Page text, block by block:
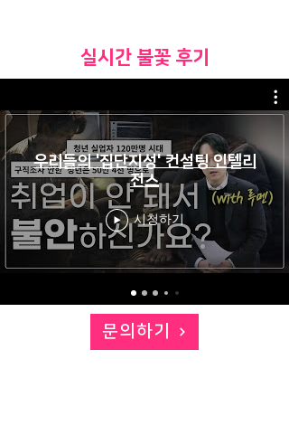
​실시간 불꽃 후기
우리들의 '집단지성' 컨설팅 인텔리
전스
시청하기
문의하기